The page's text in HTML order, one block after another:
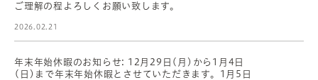
ご理解の程よろしくお願い致します。
2026.02.21
年末年始休暇のお知らせ: 12月29日(月)から1月4日
(日)まで年末年始休暇とさせていただきます。1月5日